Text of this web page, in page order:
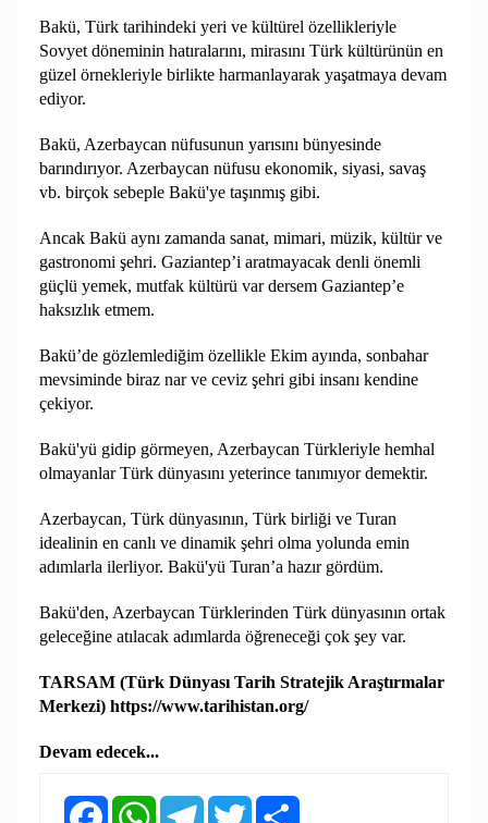
Bakü, Türk tarihindeki yeri ve kültürel özellikleriyle
Sovyet döneminin hatıralarını, mirasını Türk kültürünün en
güzel örnekleriyle birlikte harmanlayarak yaşatmaya devam
ediyor.
Bakü, Azerbaycan nüfusunun yarısını bünyesinde
barındırıyor. Azerbaycan nüfusu ekonomik, siyasi, savaş
vb. birçok sebeple Bakü'ye taşınmış gibi.
Ancak Bakü aynı zamanda sanat, mimari, müzik, kültür ve
gastronomi şehri. Gaziantep’i aratmayacak denli önemli
güçlü yemek, mutfak kültürü var dersem Gaziantep’e
haksızlık etmem.
Bakü’de gözlemlediğim özellikle Ekim ayında, sonbahar
mevsiminde biraz nar ve ceviz şehri gibi insanı kendine
çekiyor.
Bakü'yü gidip görmeyen, Azerbaycan Türkleriyle hemhal
olmayanlar Türk dünyasını yeterince tanımıyor demektir.
Azerbaycan, Türk dünyasının, Türk birliği ve Turan
idealinin en canlı ve dinamik şehri olma yolunda emin
adımlarla ilerliyor. Bakü'yü Turan’a hazır gördüm.
Bakü'den, Azerbaycan Türklerinden Türk dünyasının ortak
geleceğine atılacak adımlarda öğreneceği çok şey var.
TARSAM (Türk Dünyası Tarih Stratejik Araştırmalar
Merkezi) https://www.tarihistan.org/
Devam edecek...
FacebookWhatsAppTelegramTwitter